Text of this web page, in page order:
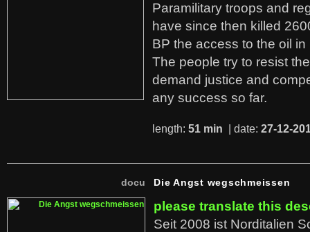
Paramilitary troops and
have since then killed
BP the access to the oil in
The people try to resist
demand justice and
any success so far.
length: 51 min | date: 27-12-
docu Die Angst wegschmeissen
please translate this
Seit 2008 ist Norditalien